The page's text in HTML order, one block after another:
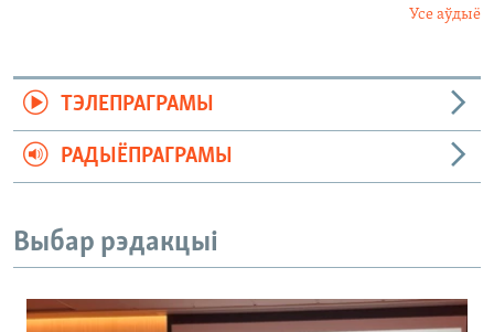
Усе аўдыё
ТЭЛЕПРАГРАМЫ
РАДЫЁПРАГРАМЫ
Выбар рэдакцыі